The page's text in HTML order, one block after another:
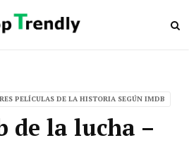
PELÍCULAS DE LA HISTORIA SEGÚN IMDB
de la lucha –